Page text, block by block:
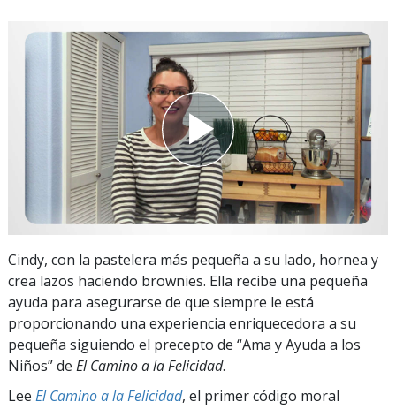
Cindy, con la pastelera más pequeña a su lado, hornea y
crea lazos haciendo brownies. Ella recibe una pequeña
ayuda para asegurarse de que siempre le está
proporcionando una experiencia enriquecedora a su
pequeña siguiendo el precepto de “Ama y Ayuda a los
Niños” de El Camino a la Felicidad.
Lee El Camino a la Felicidad, el primer código moral